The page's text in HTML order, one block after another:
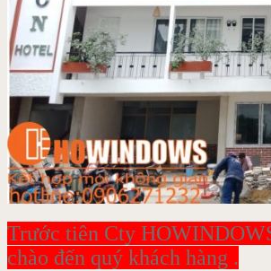
Trước tiên Cty
chào đến quý khách hàng .